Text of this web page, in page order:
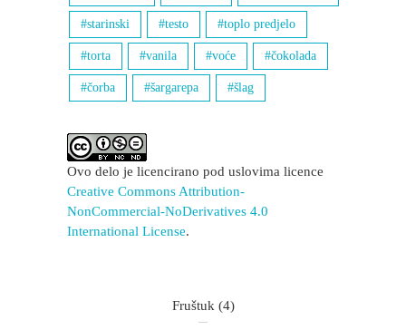
starinski testo toplo predjelo
torta vanila voće čokolada
čorba šargarepa šlag
Ovo delo je licencirano pod uslovima licence
Creative Commons Attribution-
NonCommercial-NoDerivatives 4.0
International License.
Fruštuk (4)